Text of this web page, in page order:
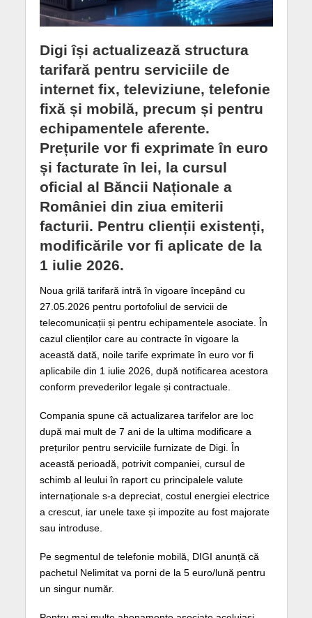
Digi își actualizează structura
tarifară pentru serviciile de
internet fix, televiziune, telefonie
fixă și mobilă, precum și pentru
echipamentele aferente.
Prețurile vor fi exprimate în euro
și facturate în lei, la cursul
oficial al Băncii Naționale a
României din ziua emiterii
facturii. Pentru clienții existenți,
modificările vor fi aplicate de la
1 iulie 2026.
Noua grilă tarifară intră în vigoare începând cu
27.05.2026 pentru portofoliul de servicii de
telecomunicații și pentru echipamentele asociate. În
cazul clienților care au contracte în vigoare la
această dată, noile tarife exprimate în euro vor fi
aplicabile din 1 iulie 2026, după notificarea acestora
conform prevederilor legale și contractuale.
Compania spune că actualizarea tarifelor are loc
după mai mult de 7 ani de la ultima modificare a
prețurilor pentru serviciile furnizate de Digi. În
această perioadă, potrivit companiei, cursul de
schimb al leului în raport cu principalele valute
internaționale s-a depreciat, costul energiei electrice
a crescut, iar unele taxe și impozite au fost majorate
sau introduse.
Pe segmentul de telefonie mobilă, DIGI anunță că
pachetul Nelimitat va porni de la 5 euro/lună pentru
un singur număr.